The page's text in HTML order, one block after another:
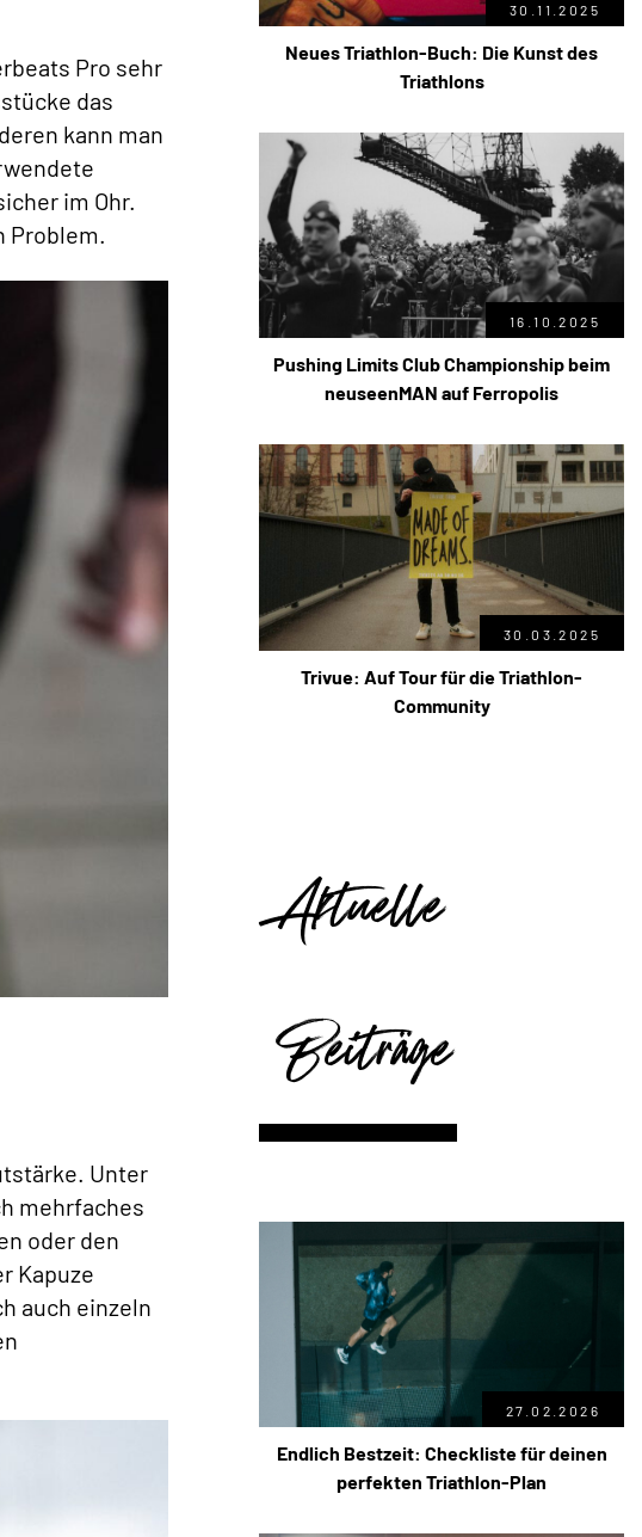
Pro sehr
das
kann man
im Ohr.
Problem.
Unter
mehrfaches
oder den
Kapuze
auch einzeln
30.11.2025
Neues Triathlon-Buch: Die Kunst des
Triathlons
16.10.2025
Pushing Limits Club Championship beim
neuseenMAN auf Ferropolis
30.03.2025
Trivue: Auf Tour für die Triathlon-
Community
Aktuelle
Beiträge
27.02.2026
Endlich Bestzeit: Checkliste für deinen
perfekten Triathlon-Plan